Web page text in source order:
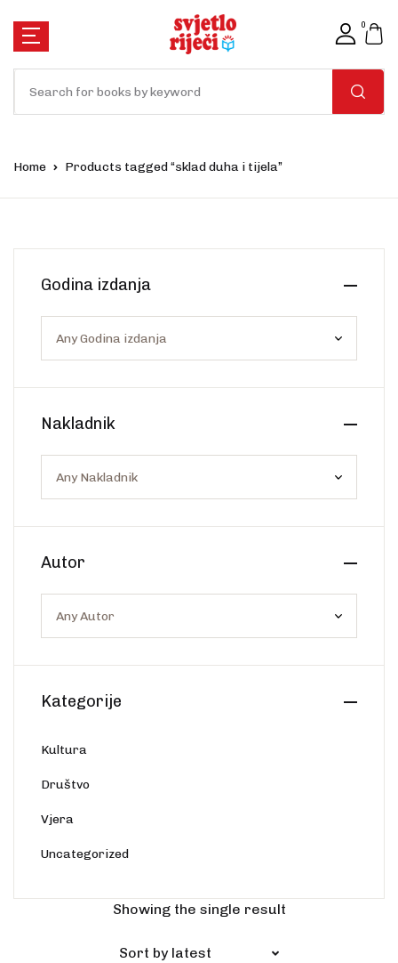
0
Home Products tagged “sklad duha i tijela”
Showing the single result
Sort by latest
Godina izdanja
Nakladnik
Autor
Kategorije
Kultura
Društvo
Vjera
Uncategorized